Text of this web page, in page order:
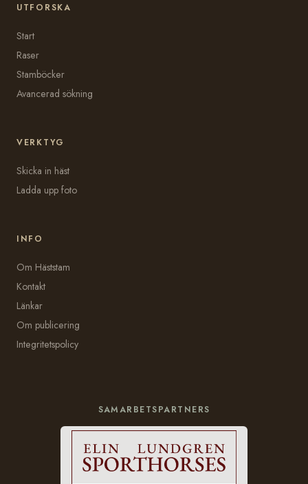
UTFORSKA
Start
Raser
Stamböcker
Avancerad sökning
VERKTYG
Skicka in häst
Ladda upp foto
INFO
Om Häststam
Kontakt
Länkar
Om publicering
Integritetspolicy
SAMARBETSPARTNERS